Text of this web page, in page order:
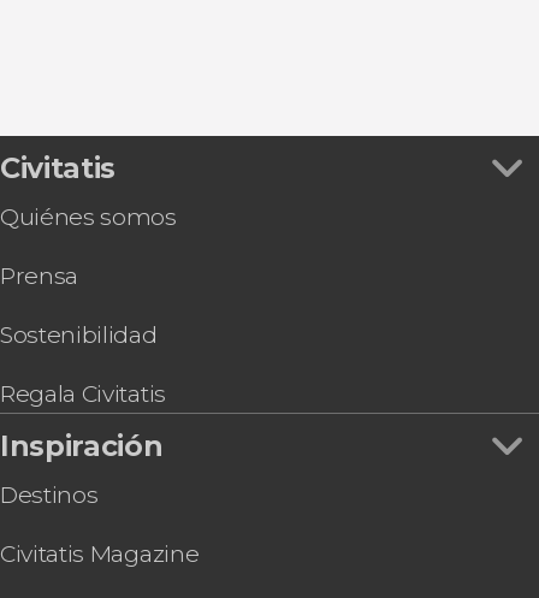
Civitatis
Quiénes somos
Prensa
Sostenibilidad
Regala Civitatis
Inspiración
Destinos
Civitatis Magazine